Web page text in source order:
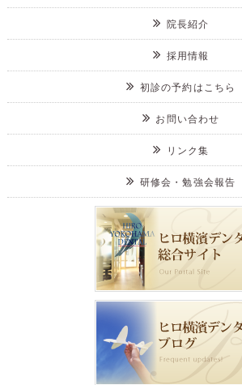
院長紹介
採用情報
初診の予約はこちら
お問い合わせ
リンク集
研修会・勉強会報告